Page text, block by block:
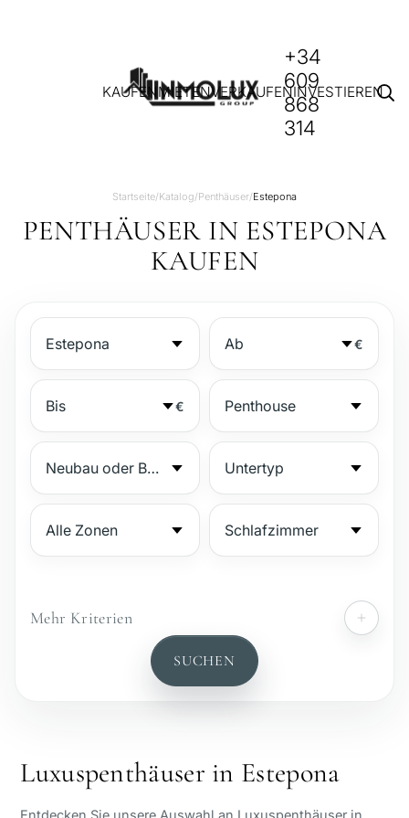
KAUFENMIETENVERKAUFENINVESTIEREN
+34
609
868
314
Startseite/Katalog/Penthäuser/Estepona
PENTHÄUSER IN ESTEPONA
KAUFEN
€
€
№
Mehr Kriterien
SUCHEN
Luxuspenthäuser in Estepona